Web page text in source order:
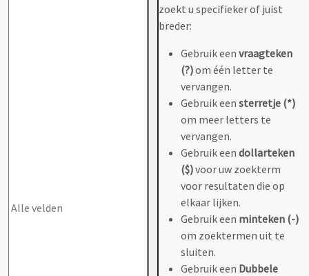
zoekt u specifieker of juist
breder:
Gebruik een vraagteken
(?)om één letter te
vervangen.
Gebruik een sterretje (*)
om meer letters te
vervangen.
Gebruik een dollarteken
($)voor uw zoekterm
voor resultaten die op
elkaar lijken.
Gebruik een minteken (-)
om zoektermen uit te
sluiten.
Gebruik een Dubbele